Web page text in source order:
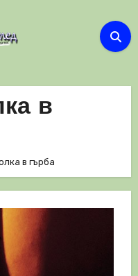
в
в гърба